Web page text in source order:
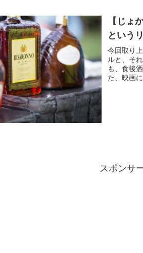
【じょ
という
今回取り
ルと、そ
も、食後
た、映画
スポンサ